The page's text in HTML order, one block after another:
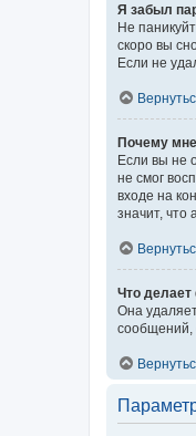
Я забыл
Не
скоро вы
Если не
Почему мне
Если вы не
не смог
входе на
значит, что
Что
Она
сообщений,